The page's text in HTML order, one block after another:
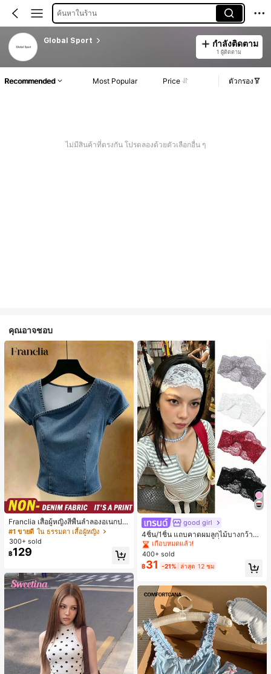
ค้นหาในร้าน
Global Sport กำลังติดตาม
1 ผู้ติดตาม
Recommended Most Popular Price ตัวกรอง
ไม่มีสินค้าที่ตรงกัน โปรดลองด้วยตัวเลือกอื่น ๆ
คุณอาจชอบ
Franclia เสื้อผู้หญิงสีพื้นลำลองอเนกปร
ะสงค์สำหรับใส่ประจำวัน
#1 ขายดี ใน ธรรมดา เสื้อผู้หญิง
300+ sold
฿129
good girl
4ชิ้น/1ชิ้น แถบคาดผมลูกไม้บางกว้างยื
ดหยุ่นสำหรับผู้หญิง, แฟชั่นอเนกประสง
ค์พรีเมียมหรูหราสไตล์มินิมอล ผ้าพันคอ
เล็กๆ ห่วงผม อุปกรณ์เสริมผม, เหมาะสำ
หรับการออกไปข้างนอกประจำวัน, ลำล
อง, งานปาร์ตี้, การเดินทาง, การพักผ่อ
น, การมัดผม, การจัดทรงผม, การแต่งห
น้า, การจับคู่ชุด, อุปกรณ์เสริมประดับผ
ม
#1 ขายดี
เกือบหมดแล้ว!
#1 ขายดี
ใน ห้องน้ำและแต่งหน้าต้องมี เครื่องประดับผมผู้หญิง
เกือบหมดแล้ว!
#1 ขายดี
ใน ห้องน้ำและแต่งหน้าต้องมี เครื่องประดับผมผู้หญิง
เกือบหมดแล้ว!
#1 ขายดี
เกือบหมดแล้ว!
400+ sold
฿31 -21% ล่าสุด 12 ชม